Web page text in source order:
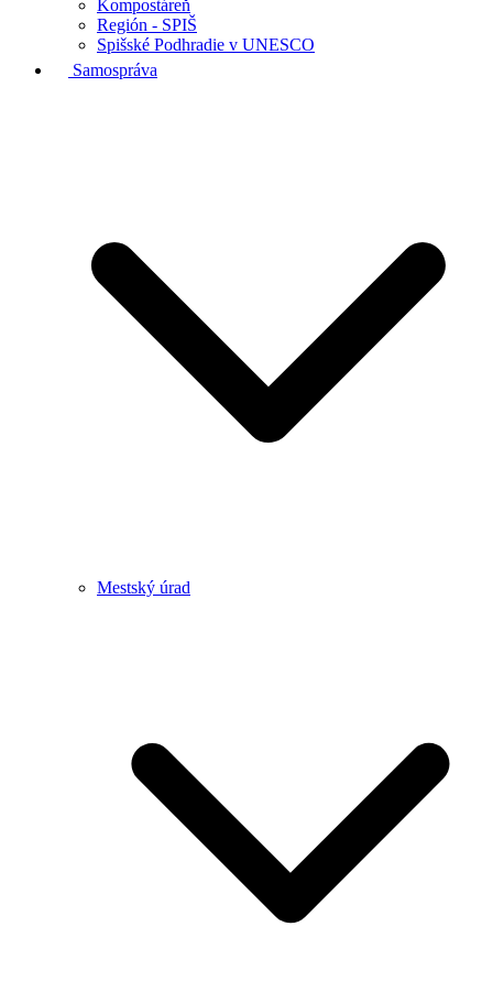
Kompostáreň
Región - SPIŠ
Spišské Podhradie v UNESCO
Samospráva
Mestský úrad